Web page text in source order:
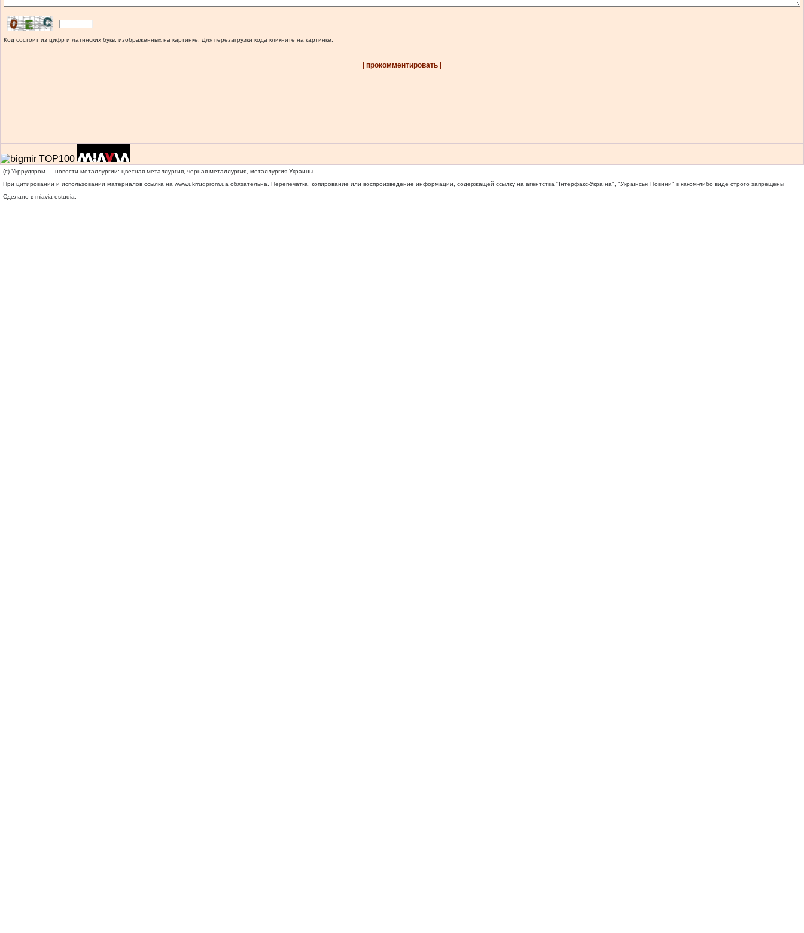
Код состоит из цифр и латинских букв, изображенных на картинке. Для перезагрузки кода кликните на картинке.
| прокомментировать |
(c) Укррудпром — новости металлургии: цветная металлургия, черная металлургия, металлургия Украины
При цитировании и использовании материалов ссылка на www.ukrrudprom.ua обязательна. Перепечатка, копирование или воспроизведение информации, содержащей ссылку на агентства "Iнтерфакс-Україна", "Українськi Новини" в каком-либо виде строго запрещены
Сделано в miavia estudia.